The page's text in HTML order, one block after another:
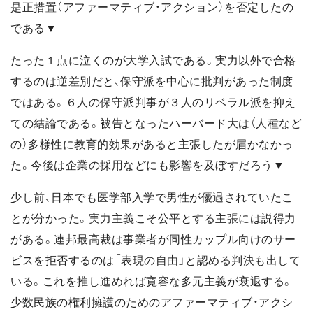
是正措置（アファーマティブ・アクション）を否定したの
である▼
たった１点に泣くのが大学入試である。実力以外で合格
するのは逆差別だと、保守派を中心に批判があった制度
ではある。６人の保守派判事が３人のリベラル派を抑え
ての結論である。被告となったハーバード大は（人種など
の）多様性に教育的効果があると主張したが届かなかっ
た。今後は企業の採用などにも影響を及ぼすだろう▼
少し前、日本でも医学部入学で男性が優遇されていたこ
とが分かった。実力主義こそ公平とする主張には説得力
がある。連邦最高裁は事業者が同性カップル向けのサー
ビスを拒否するのは「表現の自由」と認める判決も出して
いる。これを推し進めれば寛容な多元主義が衰退する。
少数民族の権利擁護のためのアファーマティブ・アクシ